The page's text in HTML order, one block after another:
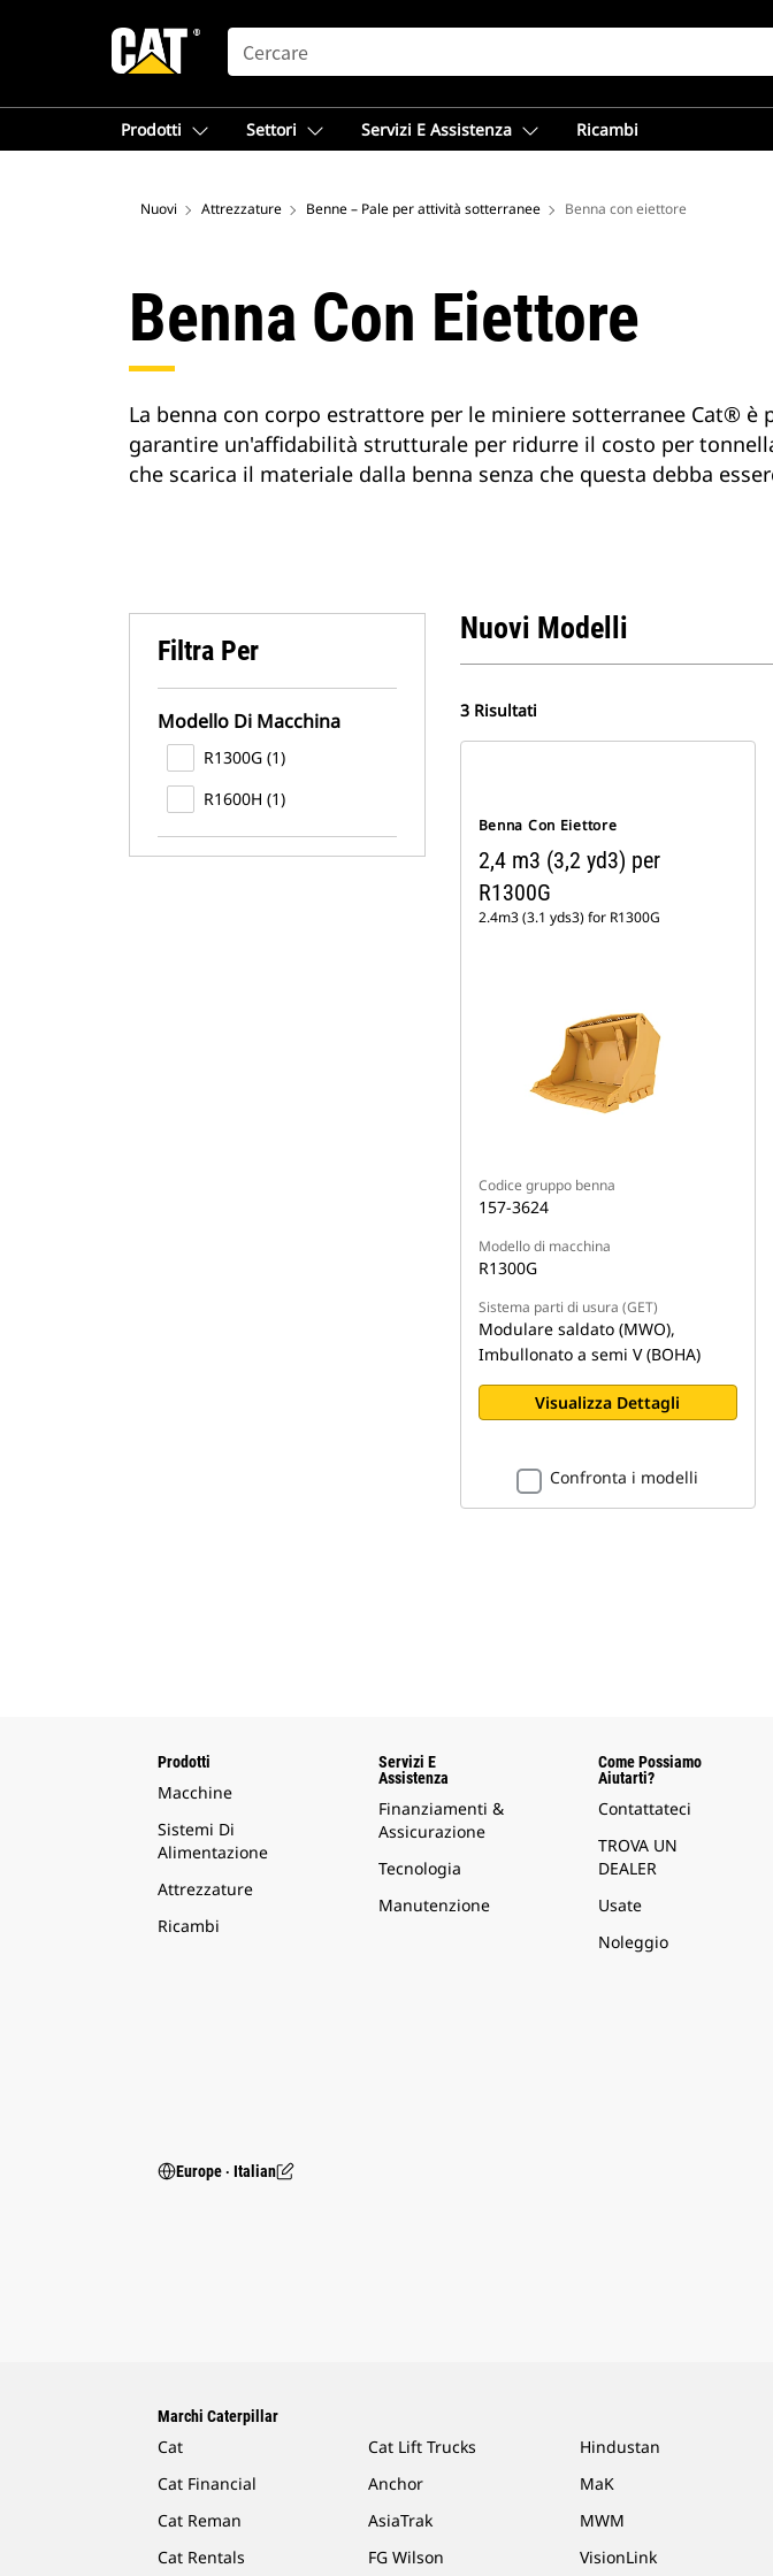
SEARCH
Prodotti Settori Servizi E Assistenza Ricambi
Nuovi Attrezzature Benne – Pale per attività sotterranee Benna con eiettore
Benna Con Eiettore
La benna con corpo estrattore per le miniere sotterranee Cat®
garantire un'affidabilità strutturale per ridurre il costo per
che scarica il materiale dalla benna senza che questa debba
Filtra Per
Modello Di Macchina
R1300G (1)
R1600H (1)
Nuovi Modelli
3 Risultati
Benna Con Eiettore
2,4 m3 (3,2 yd3) per
R1300G
2.4m3 (3.1 yds3) for R1300G
Codice gruppo benna
157-3624
Modello di macchina
R1300G
Sistema parti di usura (GET)
Modulare saldato (MWO),
Imbullonato a semi V (BOHA)
Visualizza Dettagli
Confronta i modelli
Prodotti
Macchine
Sistemi Di
Alimentazione
Attrezzature
Ricambi
Servizi E
Assistenza
Finanziamenti &
Assicurazione
Tecnologia
Manutenzione
Come Possiamo
Aiutarti?
Contattateci
TROVA UN
DEALER
Usate
Noleggio
Europe ‧ Italian
Marchi Caterpillar
Cat
Cat Financial
Cat Reman
Cat Rentals
Cat Lift Trucks
Anchor
AsiaTrak
FG Wilson
Hindustan
MaK
MWM
VisionLink